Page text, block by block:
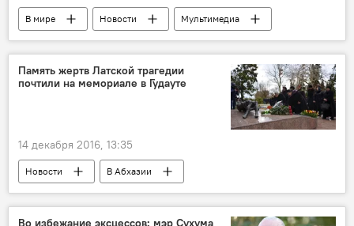
В мире Новости
Мультимедиа
Видео
Память жертв Латской трагедии
почтили на мемориале в Гудауте
14 декабря 2016, 13:35
Новости В Абхазии
Во избежание эксцессов: мэр Сухума